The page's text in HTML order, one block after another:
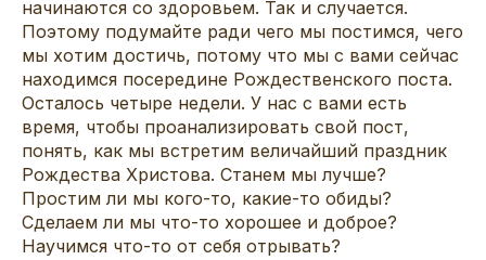
начинаются со здоровьем. Так и случается.
Поэтому подумайте ради чего мы постимся, чего
мы хотим достичь, потому что мы с вами сейчас
находимся посередине Рождественского поста.
Осталось четыре недели. У нас с вами есть
время, чтобы проанализировать свой пост,
понять, как мы встретим величайший праздник
Рождества Христова. Станем мы лучше?
Простим ли мы кого-то, какие-то обиды?
Сделаем ли мы что-то хорошее и доброе?
Научимся что-то от себя отрывать?